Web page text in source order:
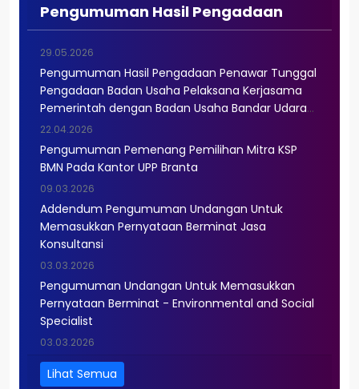
Pengumuman Hasil Pengadaan
29.05.2026
Pengumuman Hasil Pengadaan Penawar Tunggal
Pengadaan Badan Usaha Pelaksana Kerjasama
Pemerintah dengan Badan Usaha Bandar Udara
Baru di Kota Singkawang Prov Kalimantan Barat
22.04.2026
Pengumuman Pemenang Pemilihan Mitra KSP
BMN Pada Kantor UPP Branta
09.03.2026
Addendum Pengumuman Undangan Untuk
Memasukkan Pernyataan Berminat Jasa
Konsultansi
03.03.2026
Pengumuman Undangan Untuk Memasukkan
Pernyataan Berminat - Environmental and Social
Specialist
03.03.2026
Pengumuman Undangan Untuk Memasukkan
Pernyataan Berminat - Senior Monitoring and
Lihat Semua